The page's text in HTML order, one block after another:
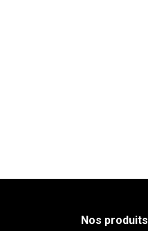
Nos produits